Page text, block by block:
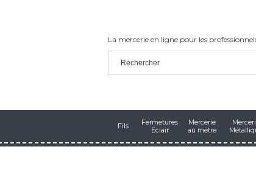
La mercerie en ligne pour les
Fils
Fermetures
Eclair
Mercerie
au mètre